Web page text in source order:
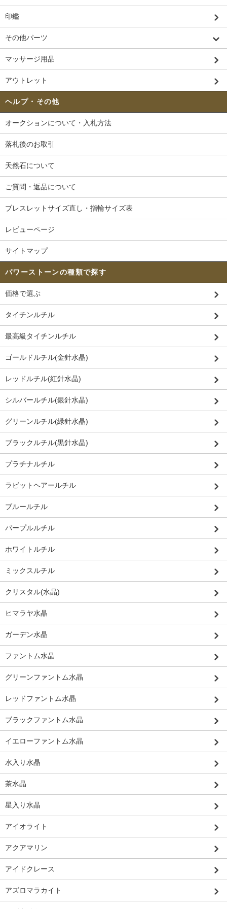
印鑑
その他パーツ
マッサージ用品
アウトレット
ヘルプ・その他
オークションについて・入札方法
落札後のお取引
天然石について
ご質問・返品について
ブレスレットサイズ直し・指輪サイズ表
レビューページ
サイトマップ
パワーストーンの種類で探す
価格で選ぶ
タイチンルチル
最高級タイチンルチル
ゴールドルチル(金針水晶)
レッドルチル(紅針水晶)
シルバールチル(銀針水晶)
グリーンルチル(緑針水晶)
ブラックルチル(黒針水晶)
プラチナルチル
ラビットヘアールチル
ブルールチル
パープルルチル
ホワイトルチル
ミックスルチル
クリスタル(水晶)
ヒマラヤ水晶
ガーデン水晶
ファントム水晶
グリーンファントム水晶
レッドファントム水晶
ブラックファントム水晶
イエローファントム水晶
水入り水晶
茶水晶
星入り水晶
アイオライト
アクアマリン
アイドクレース
アズロマラカイト